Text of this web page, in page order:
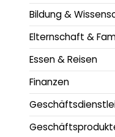
Bildung &
Elternschaft &
Essen & Reisen
Finanzen